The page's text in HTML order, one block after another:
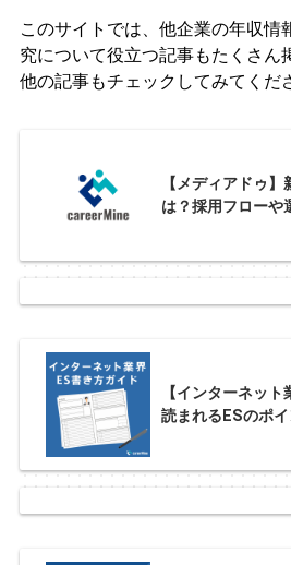
このサイトでは、他企業の年収情
究について役立つ記事もたくさん
他の記事もチェックしてみてくだ
【メディアドゥ
は？採用フローや
【インターネット
読まれるESのポ